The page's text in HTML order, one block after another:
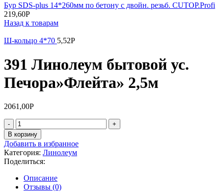
Бур SDS-plus 14*260мм по бетону с двойн. резьб. CUTOP.Profi
219,60Р
Назад к товарам
Ш-кольцо 4*70 5,52Р
391 Линолеум бытовой ус.
Печора»Флейта» 2,5м
2061,00Р
Количество
товара
391
Линолеум
бытовой
ус.
Печора"Флейта"
2,5м
В корзину
Добавить в избранное
Категория: Линолеум
Поделиться:
Описание
Отзывы (0)